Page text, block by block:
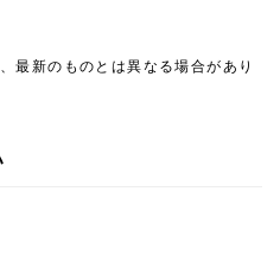
最新のものとは異なる場合があり